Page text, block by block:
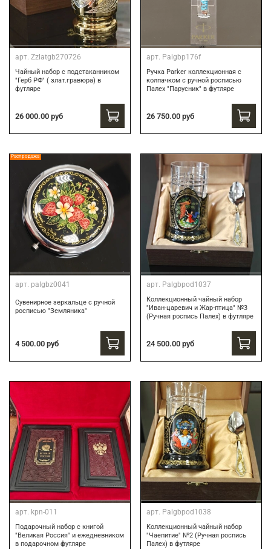
арт. Zzlatgb270726
Чайный набор с подстаканником
"Герб РФ" ( злат.гравюра) в
футляре
26 000.00 руб
арт. Palgbp176f
Ручка Parker коллекционная с
колпачком с ручной росписью
Палех "Парусник" в футляре
26 750.00 руб
Распродажа
арт. palgbz0041
Сувенирное зеркальце с ручной
росписью "Земляника"
4 500.00 руб
арт. Palgbpod1037
Коллекционный чайный набор
"Иван-царевич и Жар-птица" №3
(Ручная роспись Палех) в футляре
24 500.00 руб
арт. kpn-011
Подарочный набор с книгой
"Великая Россия" и ежедневником
в подарочном футляре
арт. Palgbpod1038
Коллекционный чайный набор
"Чаепитие" №2 (Ручная роспись
Палех) в футляре